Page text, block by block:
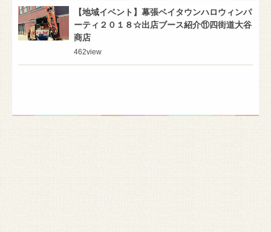
【地域イベント】幕張ベイタウンハロウィンパ
ーティ２０１８☆出店ブース紹介⑪四街道大谷
商店
462view